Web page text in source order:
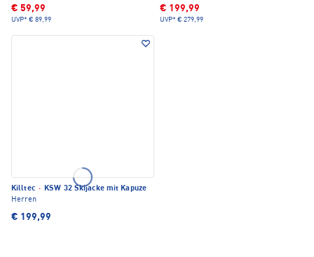
€ 59,99
UVP* € 89,99
€ 199,99
UVP* € 279,99
Killtec · KSW 32 Skijacke mit Kapuze
Herren
€ 199,99